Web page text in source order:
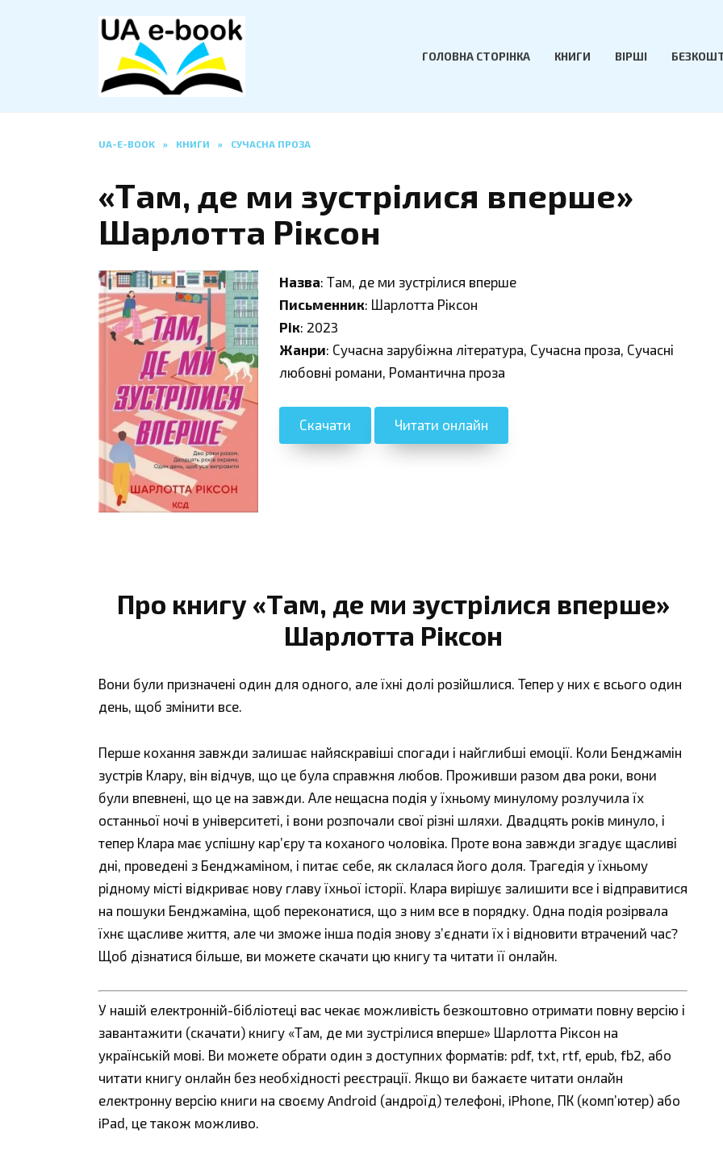
ГОЛОВНА СТОРІНКА КНИГИ ВІРШІ
UA-E-BOOK » КНИГИ » СУЧАСНА ПРОЗА
«Там, де ми зустрілися вперше»
Шарлотта Ріксон
Назва: Там, де ми зустрілися вперше
Письменник: Шарлотта Ріксон
Рік: 2023
Жанри: Сучасна зарубіжна література, Сучасна проза, Сучасні
любовні романи, Романтична проза
Скачати Читати онлайн
Про книгу «Там, де ми зустрілися вперше»
Шарлотта Ріксон
Вони були призначені один для одного, але їхні долі розійшлися. Тепер у них є всього один
день, щоб змінити все.
Перше кохання завжди залишає найяскравіші спогади і найглибші емоції. Коли Бенджамін
зустрів Клару, він відчув, що це була справжня любов. Проживши разом два роки, вони
були впевнені, що це на завжди. Але нещасна подія у їхньому минулому розлучила їх
останньої ночі в університеті, і вони розпочали свої різні шляхи. Двадцять років минуло, і
тепер Клара має успішну кар’єру та коханого чоловіка. Проте вона завжди згадує щасливі
дні, проведені з Бенджаміном, і питає себе, як склалася його доля. Трагедія у їхньому
рідному місті відкриває нову главу їхньої історії. Клара вирішує залишити все і відправитися
на пошуки Бенджаміна, щоб переконатися, що з ним все в порядку. Одна подія розірвала
їхнє щасливе життя, але чи зможе інша подія знову з’єднати їх і відновити втрачений час?
Щоб дізнатися більше, ви можете скачати цю книгу та читати її онлайн.
У нашій електронній-бібліотеці вас чекає можливість безкоштовно отримати повну версію і
завантажити (скачати) книгу «Там, де ми зустрілися вперше» Шарлотта Ріксон на
українській мові. Ви можете обрати один з доступних форматів: pdf, txt, rtf, epub, fb2, або
читати книгу онлайн без необхідності реєстрації. Якщо ви бажаєте читати онлайн
електронну версію книги на своєму Android (андроїд) телефоні, iPhone, ПК (комп’ютер) або
iPad, це також можливо.